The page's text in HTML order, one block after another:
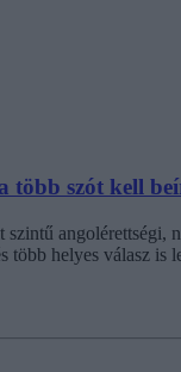
több szót kell
szintű
több helyes válasz is